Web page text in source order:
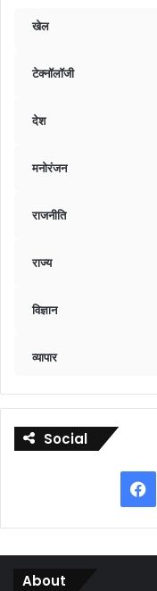
खेल
टेक्नॉलॉजी
देश
मनोरंजन
राजनीति
राज्य
विज्ञान
व्यापार
Social
About